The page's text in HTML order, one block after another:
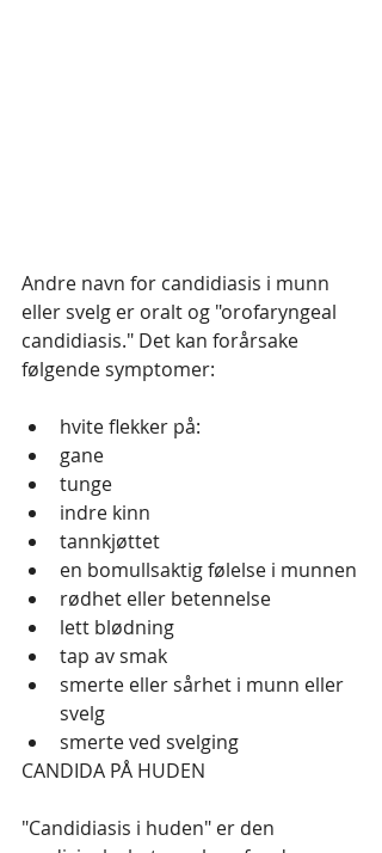
Andre navn for candidiasis i munn
eller svelg er oralt og "orofaryngeal
candidiasis." Det kan forårsake
følgende symptomer:
hvite flekker på:
gane
tunge
indre kinn
tannkjøttet
en bomullsaktig følelse i munnen
rødhet eller betennelse
lett blødning
tap av smak
smerte eller sårhet i munn eller
svelg
smerte ved svelging
CANDIDA PÅ HUDEN
"Candidiasis i huden" er den